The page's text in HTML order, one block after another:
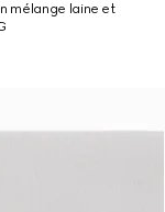
mélange laine et